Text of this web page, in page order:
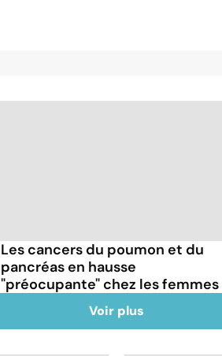
Les cancers du poumon et du
pancréas en hausse
"préocupante" chez les femmes
Voir plus